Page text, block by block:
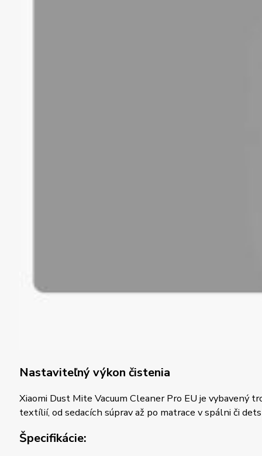
Nastaviteľný výkon čistenia
Xiaomi Dust Mite Vacuum Cleaner Pro EU je
textílií, od sedacích súprav až po matrace v spálni či
Špecifikácie: